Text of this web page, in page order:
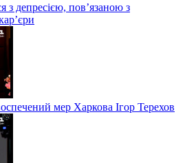
депресією, пов’язаною з
мер Харкова Ігор Терехов